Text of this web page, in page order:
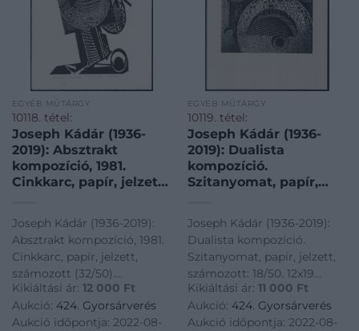
EGYÉB MŰTÁRGY
10118. tétel:
Joseph Kádár (1936-
2019): Absztrakt
kompozíció, 1981.
Cinkkarc, papír, jelzett,
pecsétjével és autográf
feliratával. 26,5×16,5 cm
Joseph Kádár (1936-2019):
Absztrakt kompozíció, 1981.
Cinkkarc, papír, jelzett,
számozott (32/50).
Hátoldalon a művész
pecsétjével és autográf
feliratával. 26,5x16,5 cm<a
Kikiáltási ár: 12 000 Ft
Aukció: 424. Gyorsárverés
Aukció időpontja: 2022-08-
EGYÉB MŰTÁRGY
10119. tétel:
Joseph Kádár (1936-
2019): Dualista
kompozíció.
Szitanyomat, papír,
Joseph Kádár (1936-2019):
Dualista kompozíció.
Szitanyomat, papír, jelzett,
számozott: 18/50. 12x19
cm<a
href="https://
es-grafikak/Festmenyek-es-
Kikiáltási ár: 11 000 Ft
Aukció: 424. Gyorsárverés
Aukció időpontja: 2022-08-